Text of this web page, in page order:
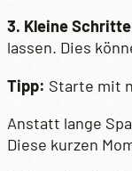
3. Kleine
lassen. Dies
Tipp: Starte mit
Anstatt lange
Diese kurzen